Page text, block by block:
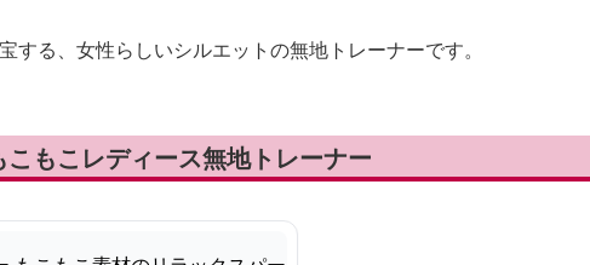
する、女性らしいシルエットの無地トレーナーです。
もこレディース無地トレーナー